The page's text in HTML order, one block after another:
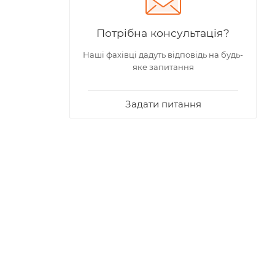
Потрібна консультація?
Наші фахівці дадуть відповідь на будь-
яке запитання
Задати питання